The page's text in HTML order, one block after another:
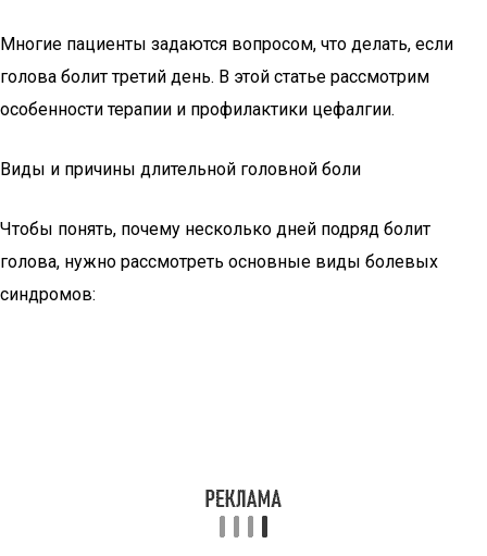
Многие пациенты задаются вопросом, что делать, если
голова болит третий день. В этой статье рассмотрим
особенности терапии и профилактики цефалгии.
Виды и причины длительной головной боли
Чтобы понять, почему несколько дней подряд болит
голова, нужно рассмотреть основные виды болевых
синдромов: